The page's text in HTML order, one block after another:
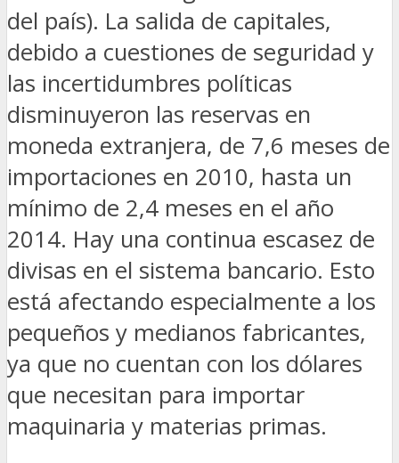
del país). La salida de capitales,
debido a cuestiones de seguridad y
las incertidumbres políticas
disminuyeron las reservas en
moneda extranjera, de 7,6 meses de
importaciones en 2010, hasta un
mínimo de 2,4 meses en el año
2014. Hay una continua escasez de
divisas en el sistema bancario. Esto
está afectando especialmente a los
pequeños y medianos fabricantes,
ya que no cuentan con los dólares
que necesitan para importar
maquinaria y materias primas.